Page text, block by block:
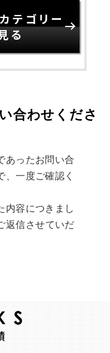
テゴリー
る
合わせくださ
あったお問い合
、一度ご確認く
内容につきまし
返信させていだ